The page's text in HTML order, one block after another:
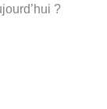
?